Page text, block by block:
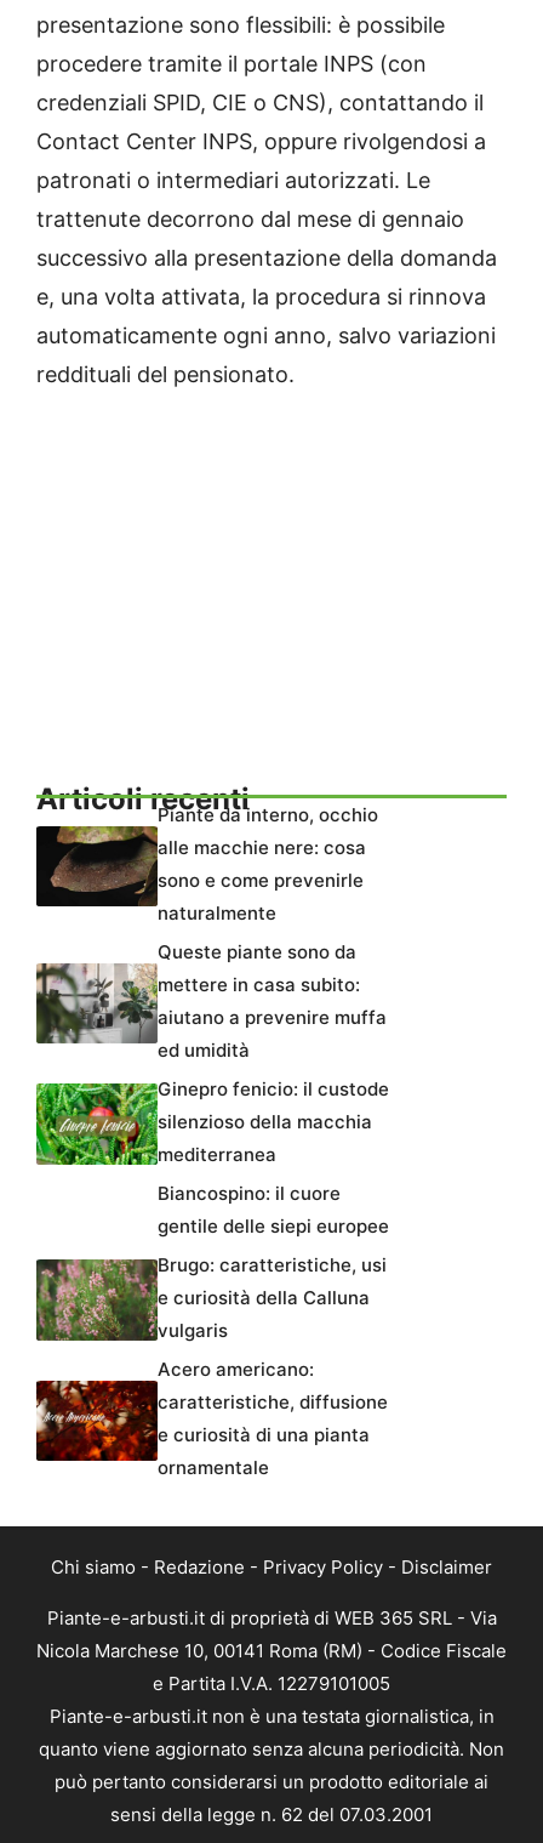
presentazione sono flessibili: è possibile
procedere tramite il portale INPS (con
credenziali SPID, CIE o CNS), contattando il
Contact Center INPS, oppure rivolgendosi a
patronati o intermediari autorizzati. Le
trattenute decorrono dal mese di gennaio
successivo alla presentazione della domanda
e, una volta attivata, la procedura si rinnova
automaticamente ogni anno, salvo variazioni
reddituali del pensionato.
Articoli recentiPiante da interno, occhio
alle macchie nere: cosa
sono e come prevenirle
naturalmente
Queste piante sono da
mettere in casa subito:
aiutano a prevenire muffa
ed umidità
Ginepro fenicio: il custode
silenzioso della macchia
mediterranea
Biancospino: il cuore
gentile delle siepi europee
Brugo: caratteristiche, usi
e curiosità della Calluna
vulgaris
Acero americano:
caratteristiche, diffusione
e curiosità di una pianta
ornamentale
Chi siamo - Redazione - Privacy Policy - Disclaimer
Piante-e-arbusti.it di proprietà di WEB 365 SRL - Via
Nicola Marchese 10, 00141 Roma (RM) - Codice Fiscale
e Partita I.V.A. 12279101005
Piante-e-arbusti.it non è una testata giornalistica, in
quanto viene aggiornato senza alcuna periodicità. Non
può pertanto considerarsi un prodotto editoriale ai
sensi della legge n. 62 del 07.03.2001